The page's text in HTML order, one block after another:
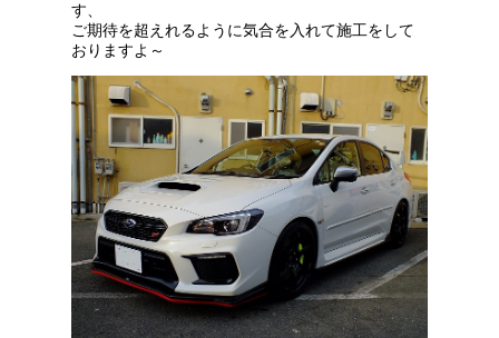
す、
ご期待を超えれるように気合を入れて施工をして
おりますよ～